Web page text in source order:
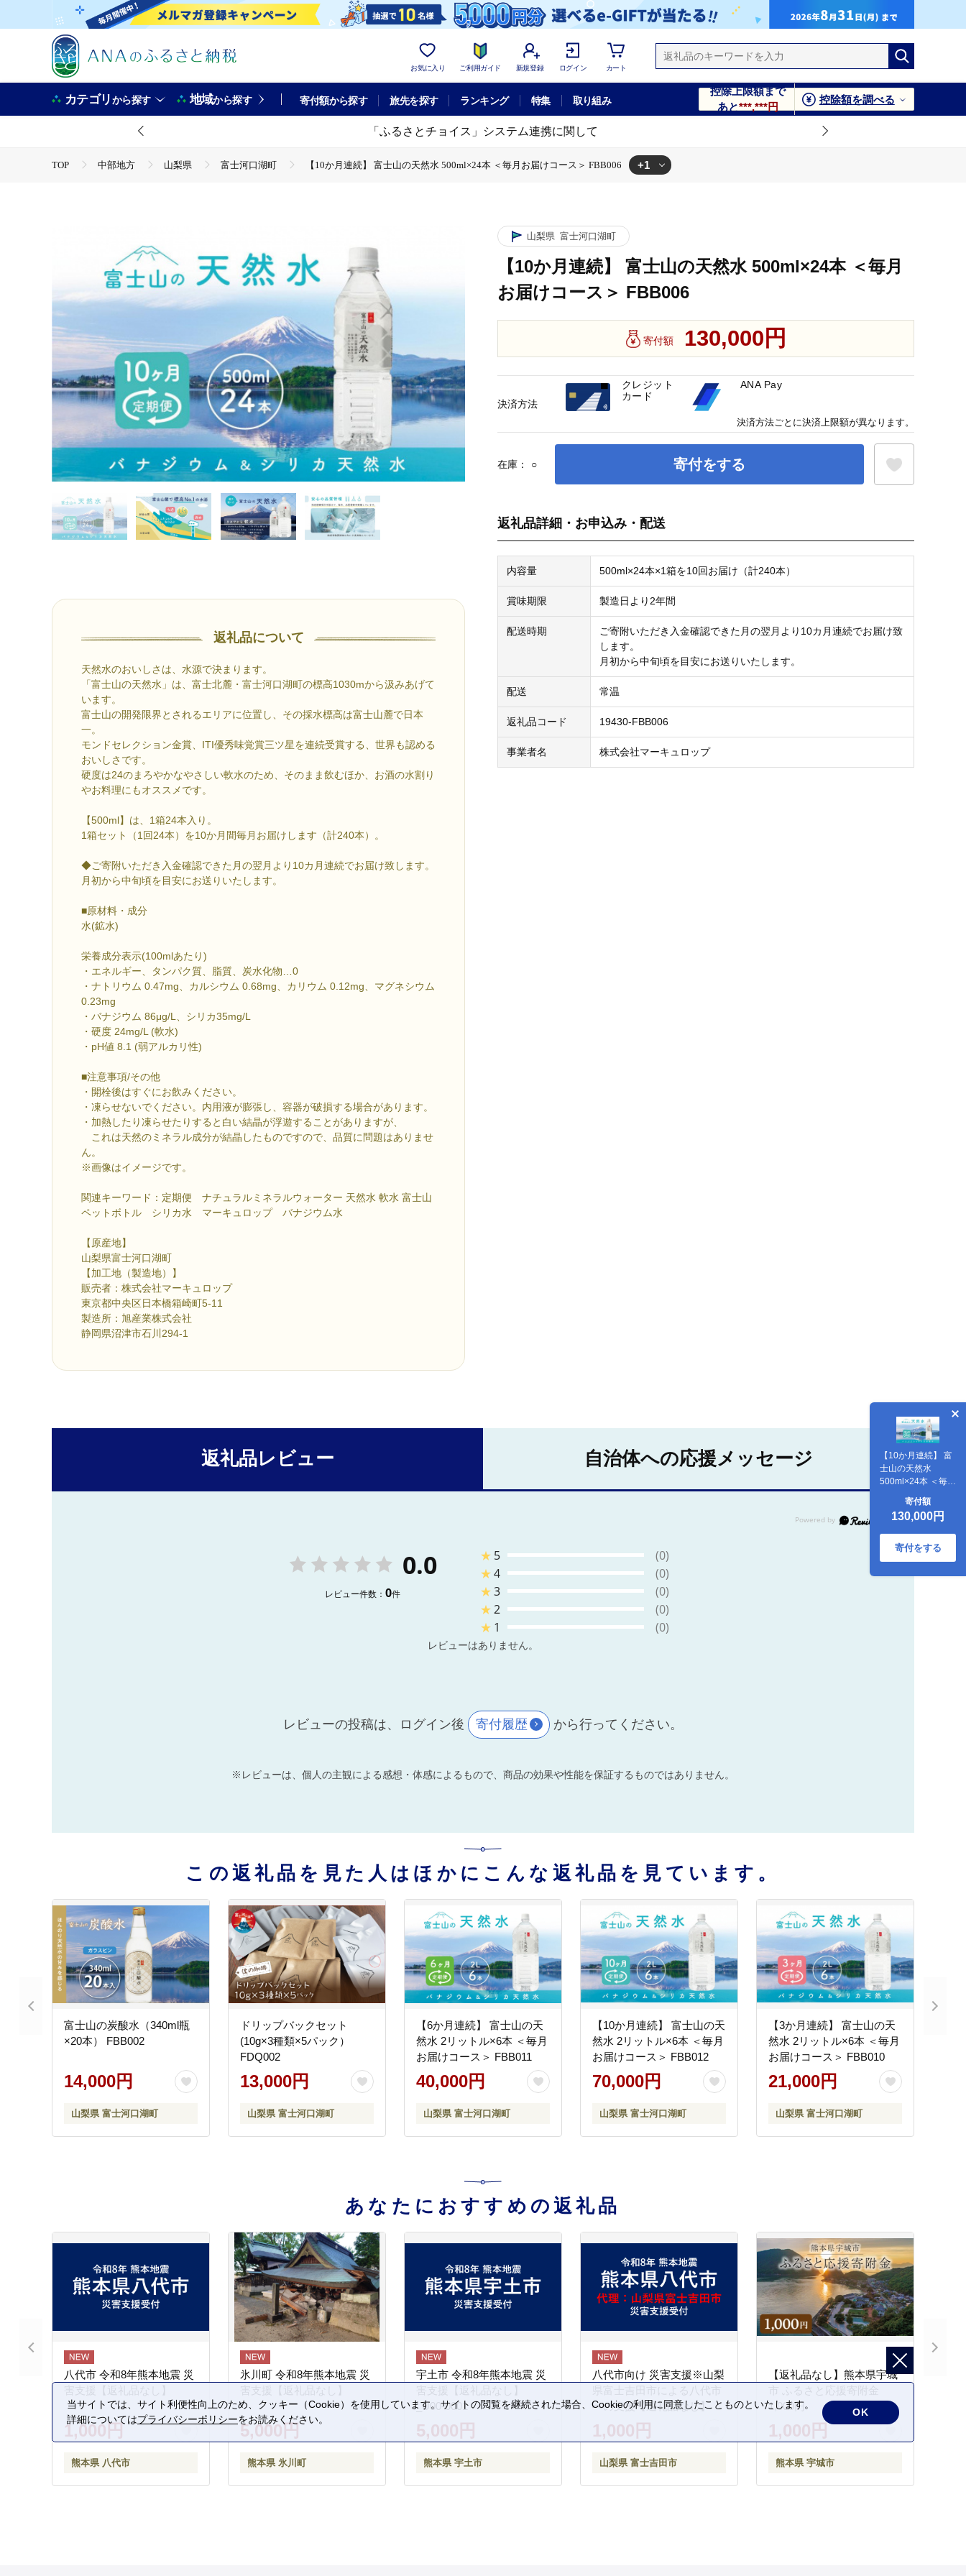
お気に入り ご利用ガイド 新規登録 ログイン カート
カテゴリから探す 地域から探す 寄付額から探す 旅先を探す ランキング 特集 取り組み
控除上限額まで
あと***,***円
控除額を調べる
「ふるさとチョイス」システム連携に関して
TOP 中部地方 山梨県 富士河口湖町 【10か月連続】 富士山の天然水 500ml×24本 ＜毎月お届けコース＞ FBB006 +1
返礼品について
天然水のおいしさは、水源で決まります。
「富士山の天然水」は、富士北麓・富士河口湖町の標高1030mから汲みあげて
います。
富士山の開発限界とされるエリアに位置し、その採水標高は富士山麓で日本
一。
モンドセレクション金賞、ITI優秀味覚賞三ツ星を連続受賞する、世界も認める
おいしさです。
硬度は24のまろやかなやさしい軟水のため、そのまま飲むほか、お酒の水割り
やお料理にもオススメです。
【500ml】は、1箱24本入り。
1箱セット（1回24本）を10か月間毎月お届けします（計240本）。
◆ご寄附いただき入金確認できた月の翌月より10カ月連続でお届け致します。
月初から中旬頃を目安にお送りいたします。
■原材料・成分
水(鉱水)
栄養成分表示(100mlあたり)
・エネルギー、タンパク質、脂質、炭水化物…0
・ナトリウム 0.47mg、カルシウム 0.68mg、カリウム 0.12mg、マグネシウム
0.23mg
・バナジウム 86μg/L、シリカ35mg/L
・硬度 24mg/L (軟水)
・pH値 8.1 (弱アルカリ性)
■注意事項/その他
・開栓後はすぐにお飲みください。
・凍らせないでください。内用液が膨張し、容器が破損する場合があります。
・加熱したり凍らせたりすると白い結晶が浮遊することがありますが、
これは天然のミネラル成分が結晶したものですので、品質に問題はありませ
ん。
※画像はイメージです。
関連キーワード：定期便 ナチュラルミネラルウォーター 天然水 軟水 富士山
ペットボトル シリカ水 マーキュロップ バナジウム水
【原産地】
山梨県富士河口湖町
【加工地（製造地）】
販売者：株式会社マーキュロップ
東京都中央区日本橋箱崎町5-11
製造所：旭産業株式会社
静岡県沼津市石川294-1
山梨県 富士河口湖町
【10か月連続】 富士山の天然水 500ml×24本 ＜毎月
お届けコース＞ FBB006
寄付額 130,000円
在庫： ○ 寄付をする
【10か月連続】 富
士山の天然水
500ml×24本 ＜毎月
FBB006
寄付額
130,000円
寄付をする
返礼品詳細・お申込み・配送
内容量 500ml×24本×1箱を10回お届け（計240本）
賞味期限 製造日より2年間
配送時期
ご寄附いただき入金確認できた月の翌月より10カ月連続でお届け致
します。
月初から中旬頃を目安にお送りいたします。
配送 常温
返礼品コード 19430-FBB006
事業者名 株式会社マーキュロップ
決済方法
クレジット
カード
ANA Pay
決済方法ごとに決済上限額が異なります。
返礼品レビュー 自治体への応援メッセージ
0.0
レビュー件数： 0件
★ 5
(0)
★4
(0)
★3
(0)
★2
(0)
★ 1 (0)
レビューはありません。
レビューの投稿は、ログイン後 寄付履歴 から行ってください。
※レビューは、個人の主観による感想・体感によるもので、商品の効果や性能を保証するものではありません。
この返礼品を見た人はほかにこんな返礼品を見ています。
富士山の炭酸水（340ml瓶
×20本） FBB002
14,000円
山梨県 富士河口湖町
ドリップバックセット
(10g×3種類×5パック）
FDQ002
13,000円
山梨県 富士河口湖町
【6か月連続】 富士山の天
然水 2リットル×6本 ＜毎月
お届けコース＞ FBB011
40,000円
山梨県 富士河口湖町
【10か月連続】 富士山の天
然水 2リットル×6本 ＜毎月
お届けコース＞ FBB012
70,000円
山梨県 富士河口湖町
【3か月連続】 富士山の天
然水 2リットル×6本 ＜毎月
お届けコース＞ FBB010
21,000円
山梨県 富士河口湖町
あなたにおすすめの返礼品
八代市 令和8年熊本地震 災
害支援【返礼品なし】
1,000円
熊本県 八代市
氷川町 令和8年熊本地震 災
害支援【返礼品なし】
5,000円
熊本県 氷川町
宇土市 令和8年熊本地震 災
害支援【返礼品なし】
_U00-0001
5,000円
熊本県 宇土市
八代市向け 災害支援※山梨
県富士吉田市による八代市
への支援【返礼品なし】
1,000円
山梨県 富士吉田市
【返礼品なし】熊本県宇城
市 ふるさと応援寄附金
1,000円
1,000円
熊本県 宇城市
当サイトでは、サイト利便性向上のため、クッキー（Cookie）を使用しています。サイトの閲覧を継続された場合、Cookieの利用に同意したことものといたします。
詳細についてはプライバシーポリシーをお読みください。
OK